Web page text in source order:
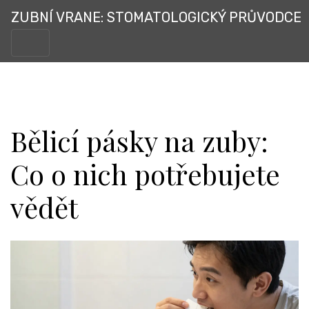
ZUBNÍ VRANE: STOMATOLOGICKÝ PRŮVODCE
Bělicí pásky na zuby:
Co o nich potřebujete
vědět